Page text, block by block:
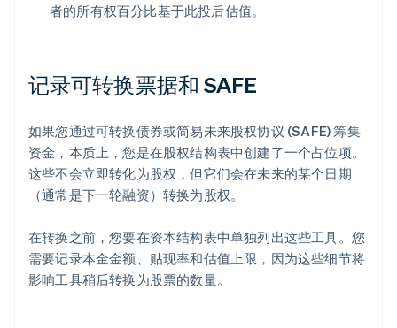
者的所有权百分比基于此投后估值。
记录可转换票据和 SAFE
如果您通过可转换债券或简易未来股权协议 (SAFE) 筹集
资金，本质上，您是在股权结构表中创建了一个占位项。
这些不会立即转化为股权，但它们会在未来的某个日期
（通常是下一轮融资）转换为股权。
在转换之前，您要在资本结构表中单独列出这些工具。您
需要记录本金金额、贴现率和估值上限，因为这些细节将
影响工具稍后转换为股票的数量。